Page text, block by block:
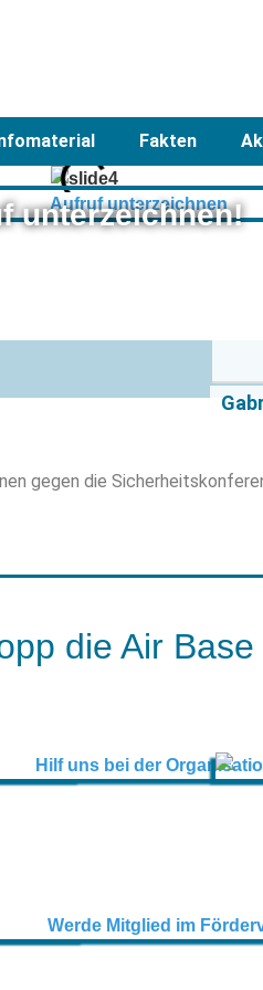
Fakten
unterzeichnen!
gegen die
die Air